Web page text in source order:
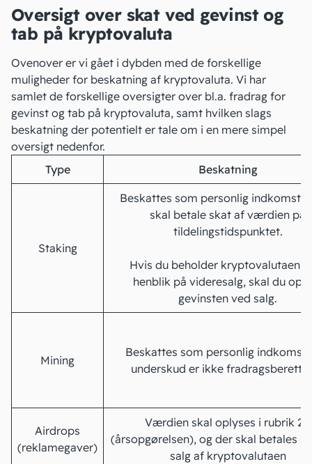
Oversigt over skat ved gevinst og
tab på kryptovaluta
Ovenover er vi gået i dybden med de forskellige
muligheder for beskatning af kryptovaluta. Vi har
samlet de forskellige oversigter over bl.a. fradrag for
gevinst og tab på kryptovaluta, samt hvilken slags
beskatning der potentielt er tale om i en mere simpel
oversigt nedenfor.
Type
Beskatning
Staking
Beskattes som personlig indkomst,
skal betale skat af værdien på
tildelingstidspunktet.
Hvis du beholder kryptovalutaen
henblik på videresalg, skal du
gevinsten ved salg.
Mining
Beskattes som personlig indkomst
underskud er ikke
Airdrops
(reklamegaver)
Værdien skal oplyses i rubrik 20
(årsopgørelsen), og der skal betales
salg af kryptovalutaen